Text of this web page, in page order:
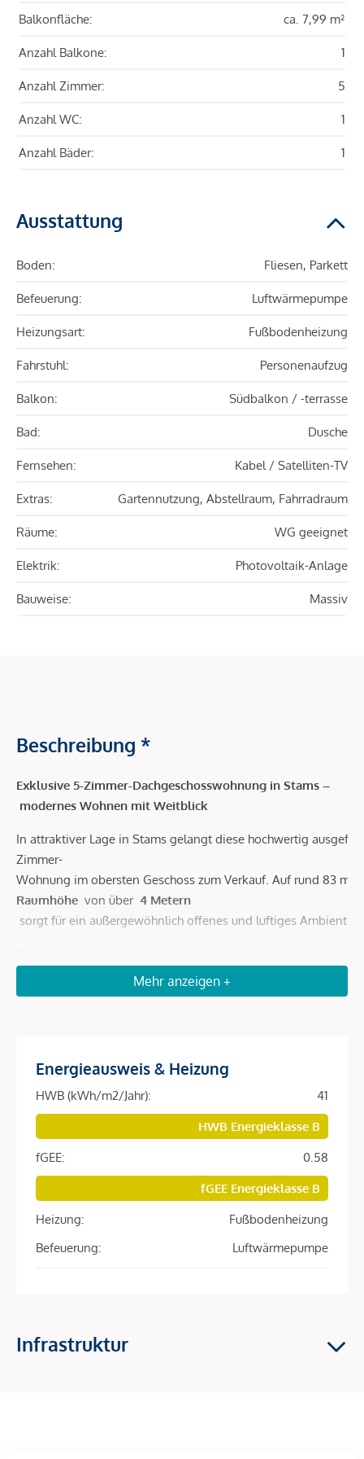
Balkonfläche: ca. 7,99 m²
Anzahl Balkone: 1
Anzahl Zimmer: 5
Anzahl WC: 1
Anzahl Bäder: 1
Ausstattung
Boden: Fliesen, Parkett
Befeuerung: Luftwärmepumpe
Heizungsart: Fußbodenheizung
Fahrstuhl: Personenaufzug
Balkon: Südbalkon / -terrasse
Bad: Dusche
Fernsehen: Kabel / Satelliten-TV
Extras: Gartennutzung, Abstellraum, Fahrradraum
Räume: WG geeignet
Elektrik: Photovoltaik-Anlage
Bauweise: Massiv
Beschreibung *
Exklusive 5-Zimmer-Dachgeschosswohnung in Stams –
modernes Wohnen mit Weitblick
In attraktiver Lage in Stams gelangt diese hochwertig
Zimmer-
Wohnung im obersten Geschoss zum Verkauf. Auf rund 83
Raumhöhe von über 4 Metern
sorgt für ein außergewöhnlich offenes und luftiges Ambiente.
ideal, um sonnige Stunden und den Ausblick zu genießen.
Luftwärmepumpe
und
Photovoltaikanlage
garantiert besonders
niedrige Betriebskosten
und ein nachhaltiges Wohnen.
Die Wohnung ist bereits fertiggestellt und sofort
bezugsfertig
Vorteil für Familien
direkt im Ort. Vom
Volksschule
bis hin zur weiterführenden Ausbildung mitMatura
Mehr anzeigen +
Energieausweis & Heizung
HWB (kWh/m2/Jahr):
41
HWB Energieklasse B
fGEE:
0.58
fGEE Energieklasse B
Heizung:
Fußbodenheizung
Befeuerung:
Luftwärmepumpe
Infrastruktur